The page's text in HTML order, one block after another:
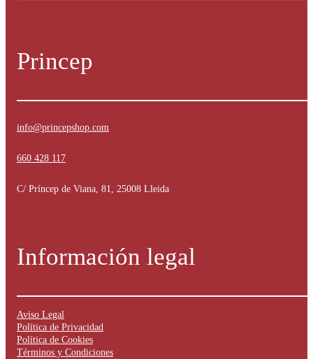
Princep
info@princepshop.com
660 428 117
C/ Príncep de Viana, 81, 25008 Lleida
Información legal
Aviso Legal
Política de Privacidad
Política de Cookies
Términos y Condiciones